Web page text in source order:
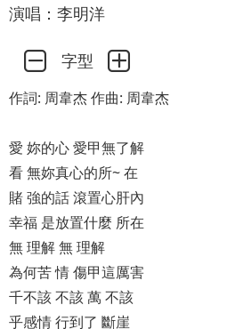
演唱：李明洋
字型
作詞: 周韋杰 作曲: 周韋杰
愛 妳的心 愛甲無了解
看 無妳真心的所~ 在
賭 強的話 滾置心肝內
幸福 是放置什麼 所在
無 理解 無 理解
為何苦 情 傷甲這厲害
千不該 不該 萬 不該
乎感情 行到了 斷崖